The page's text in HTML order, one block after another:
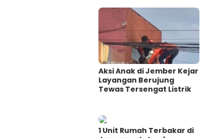
Aksi Anak di Jember Kejar
Layangan Berujung
Tewas Tersengat Listrik
1 Unit Rumah Terbakar di